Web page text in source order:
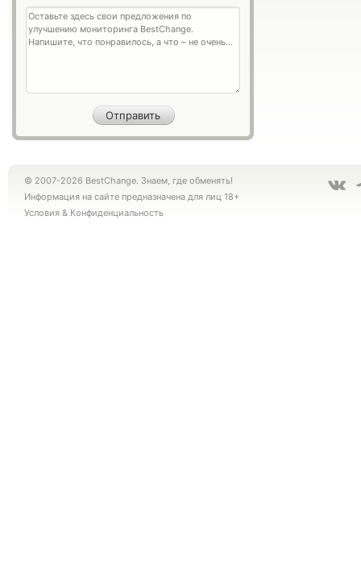
© 2007-2026 BestChange. Знаем, где обменять!
Информация на сайте предназначена для лиц 18+
Условия & Конфиденциальность